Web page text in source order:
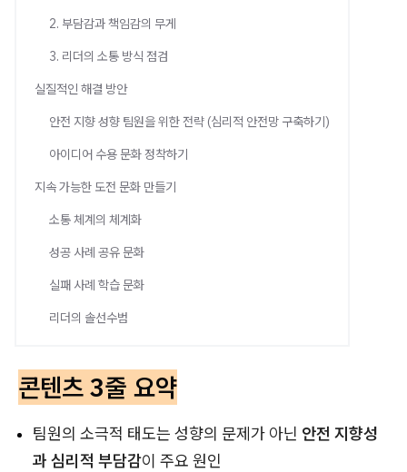
2. 부담감과 책임감의 무게
3. 리더의 소통 방식 점검
실질적인 해결 방안
안전 지향 성향 팀원을 위한 전략 (심리적 안전망 구축하기)
아이디어 수용 문화 정착하기
지속 가능한 도전 문화 만들기
소통 체계의 체계화
성공 사례 공유 문화
실패 사례 학습 문화
리더의 솔선수범
콘텐츠 3줄 요약
팀원의 소극적 태도는 성향의 문제가 아닌 안전 지향성
과 심리적 부담감이 주요 원인